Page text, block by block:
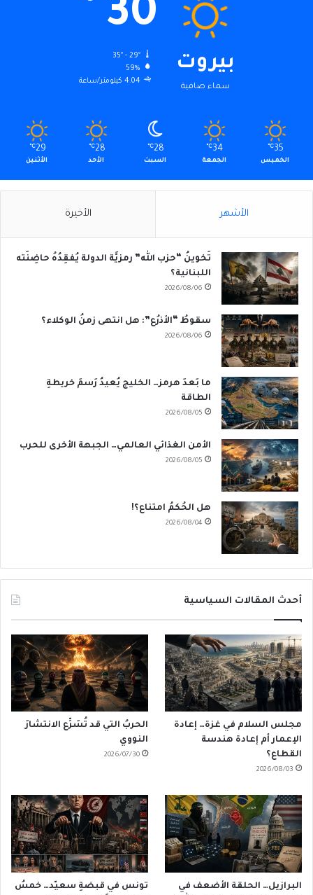
بيروت
سماء صافية
30
35º - 29º
59%
4.04 كيلومتر/ساعة
35
℃
الخميس
34
℃
الجمعة
28
℃
السبت
28
℃
الأحد
29
℃
الأثنين
الأشهر الأخيرة
تَخوينُ “حزب الله” رمزيَّة الدولة يُفقِدُهُ حاضِنَته
اللبنانية؟
2026/08/06
سقوطُ “الأذرُع”: هل انتهى زمنُ الوكلاء؟
2026/08/06
ما بَعدَ هرمز… الخليج يُعيدُ رَسمَ خريطةِ
الطاقة
2026/08/05
الأمن الغذائي العالمي… الجبهة الأخرى للحرب
2026/08/05
هل الحُكمُ امتناع؟!
2026/08/04
أحدث المقالات السياسية
مجلس السلام في غزة… إعادة
الإعمار أم إعادة هندسة
القطاع؟
2026/08/03
الحربُ التي قد تُسَرِّع الانتشارَ
النووي
2026/07/30
البرازيل… الحلقة الأضعف في
تونس في قبضةِ سعيّد… خمسُ